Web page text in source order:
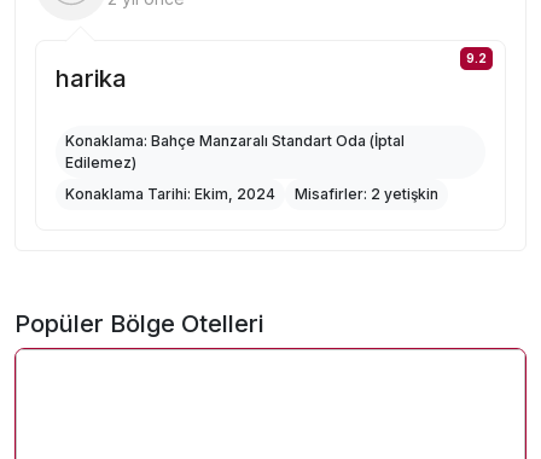
9.2
harika
Konaklama: Bahçe Manzaralı Standart Oda (İptal
Edilemez)
Konaklama Tarihi: Ekim, 2024 Misafirler: 2 yetişkin